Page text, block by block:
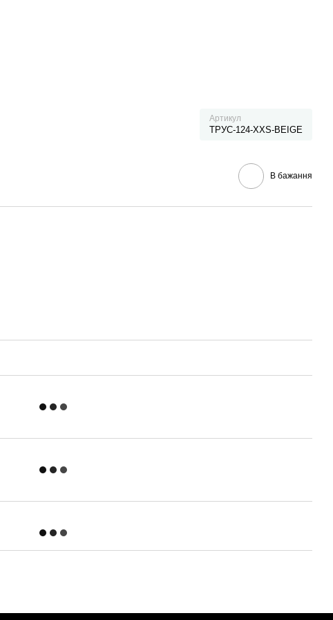
Артикул
ТРУС-124-XXS-BEIGE
В бажання